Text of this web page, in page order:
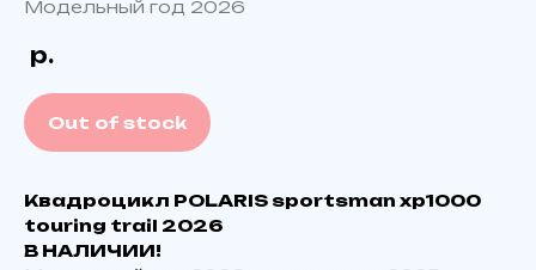
Модельный год 2026
р.
Out of stock
Квадроцикл POLARIS sportsman xp1000
touring trail 2026
В НАЛИЧИИ!